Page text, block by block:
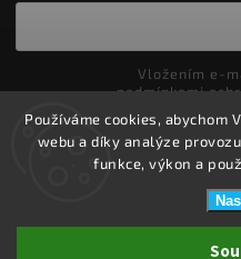
Používáme cookies,
webu a díky analýze
funkce, výkon a
podmínkami
ZDRAVOTNÍ